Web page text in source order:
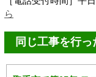
ら
同じ工事を行っ